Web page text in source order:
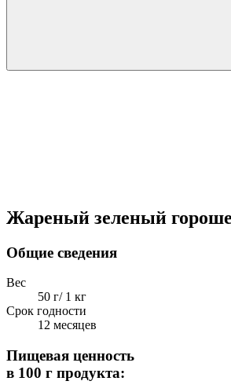
Жареный зеленый
Общие сведения
Вес
50 г/ 1 кг
Срок годности
12 месяцев
Пищевая ценность
в 100 г продукта: